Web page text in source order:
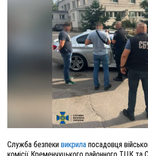
Служба безпеки викрила посадовця